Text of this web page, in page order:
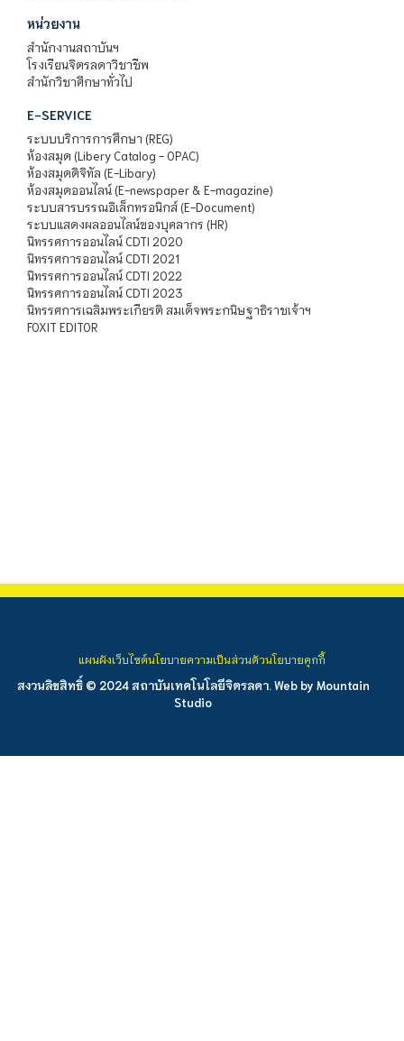
หน่วยงาน
สำนักงานสถาบันฯ
โรงเรียนจิตรลดาวิชาชีพ
สำนักวิชาศึกษาทั่วไป
E-SERVICE
ระบบบริการการศึกษา (REG)
ห้องสมุด (Libery Catalog - OPAC)
ห้องสมุดดิจิทัล (E-Libary)
ห้องสมุดออนไลน์ (E-newspaper & E-magazine)
ระบบสารบรรณอิเล็กทรอนิกส์ (E-Document)
ระบบแสดงผลออนไลน์ของบุคลากร (HR)
นิทรรศการออนไลน์ CDTI 2020
นิทรรศการออนไลน์ CDTI 2021
นิทรรศการออนไลน์ CDTI 2022
นิทรรศการออนไลน์ CDTI 2023
นิทรรศการเฉลิมพระเกียรติ สมเด็จพระกนิษฐาธิราชเจ้าฯ
FOXIT EDITOR
สงวนลิขสิทธิ์ © 2024 สถาบันเทคโนโลยีจิตรลดา. Web by Mountain
Studio
แผนผังเว็บไซต์นโยบายความเป็นส่วนตัวนโยบายคุกกี้